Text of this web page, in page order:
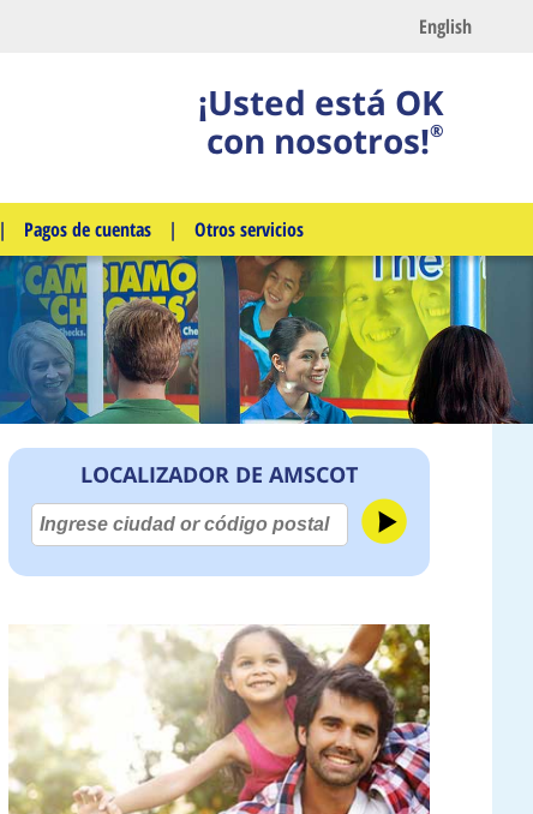
English
¡Usted está OK
con nosotros!®
| Pagos de cuentas | Otros servicios
LOCALIZADOR DE AMSCOT